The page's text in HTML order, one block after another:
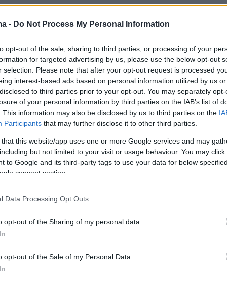
- Do Not Process My Personal Information
opt-out of the sale, sharing to third parties, or processing of your
for targeted advertising by us, please use the below opt-out
selection. Please note that after your opt-out request is processed
interest-based ads based on personal information utilized by us
to third parties prior to your opt-out. You may separately
of your personal information by third parties on the IAB’s list of
This information may also be disclosed by us to third parties on the
Participants that may further disclose it to other third parties.
that this website/app uses one or more Google services and may
but not limited to your visit or usage behaviour. You may
to Google and its third-party tags to use your data for below
consent section.
Data Processing Opt Outs
opt-out of the Sharing of my personal data.
opt-out of the Sale of my Personal Data.
Παιδείας, Θρησκευμάτων και Αθλητισμού,
σε συνεργασία με τον Γενικό Γραμματέα
Γιάννη Παπαδομαρκάκη, την
Διευθύντρια Εκπαίδευσης Στερεάς
Ελένη, τους αρμοδίους στις
Πρωτοβάθμιας και Δευτεροβάθμιας
στην Τοπική Αυτοδιοίκηση και στο
Κρίσης και Πολιτικής Προστασίας,
διαρκή επικοινωνία και συντονισμό για την
της κατάστασης.
στο πλαίσιο της επικοινωνίας της, συζήτησε
και με την Περιφερειακή Δ/ντρια
το ενδεχόμενο εφαρμογής εναλλακτικών
των εξεταστικών κέντρων, εφόσον
συμμετοχή των υποψηφίων της περιοχής στις
Εξετάσεις.